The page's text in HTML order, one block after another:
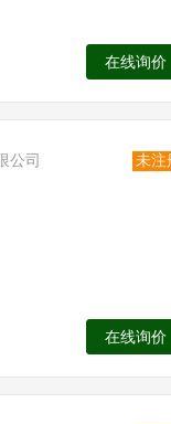
在线询价
公司
未注
在线询价